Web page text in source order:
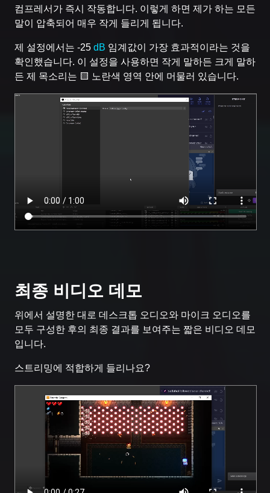
컴프레서가 즉시 작동합니다. 이렇게 하면 제가 하는 모든
말이 압축되어 매우 작게 들리게 됩니다.
제 설정에서는 -25 dB 임계값이 가장 효과적이라는 것을
확인했습니다. 이 설정을 사용하면 작게 말하든 크게 말하
든 제 목소리는 🟨 노란색 영역 안에 머물러 있습니다.
최종 비디오 데모
위에서 설명한 대로 데스크톱 오디오와 마이크 오디오를
모두 구성한 후의 최종 결과를 보여주는 짧은 비디오 데모
입니다.
스트리밍에 적합하게 들리나요?